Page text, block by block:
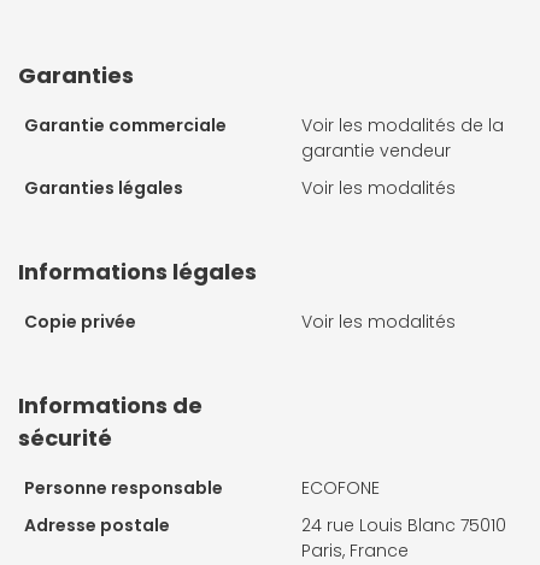
Garanties
Garantie commerciale
Voir les modalités de la
garantie vendeur
Garanties légales
Voir les modalités
Informations légales
Copie privée Voir les modalités
Informations de
sécurité
Personne responsable
ECOFONE
Adresse postale
24 rue Louis Blanc 75010
Paris, France